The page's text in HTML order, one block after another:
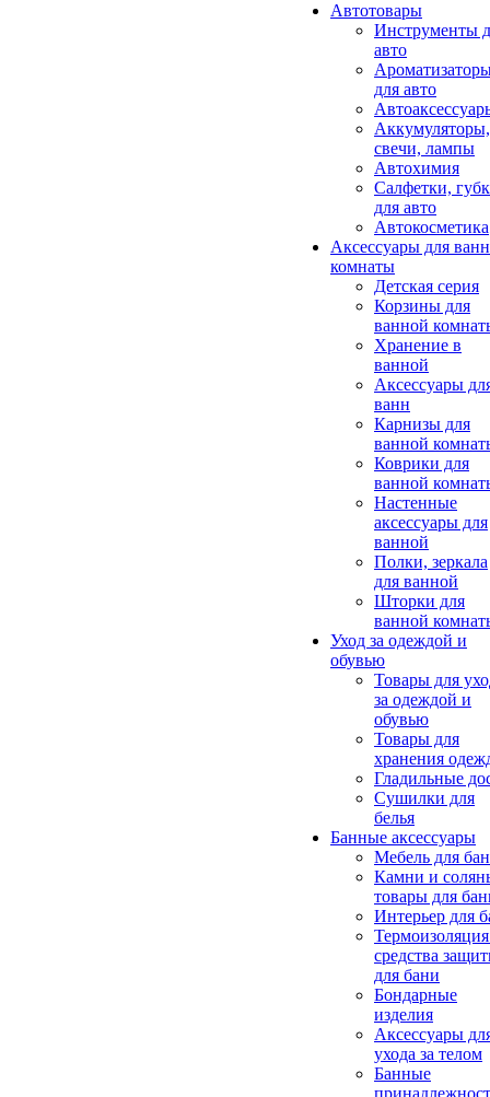
Автотовары
Инструменты
авто
для авто
Аккумуляторы,
свечи, лампы
Автохимия
Салфетки,
для авто
Автокосметика
Аксессуары для
комнаты
Детская серия
Корзины для
ванной
Хранение в
ванной
Аксессуары
ванн
Карнизы для
ванной
Коврики для
ванной
Настенные
аксессуары для
ванной
Полки, зеркала
для ванной
Шторки для
ванной
Уход за одеждой и
обувью
Товары для
за одеждой и
обувью
Товары для
хранения
Гладильные
Сушилки для
белья
Банные аксессуары
Мебель для
Камни и
товары для
Интерьер для
средства
для бани
Бондарные
изделия
Аксеcсуары
ухода за телом
Банные